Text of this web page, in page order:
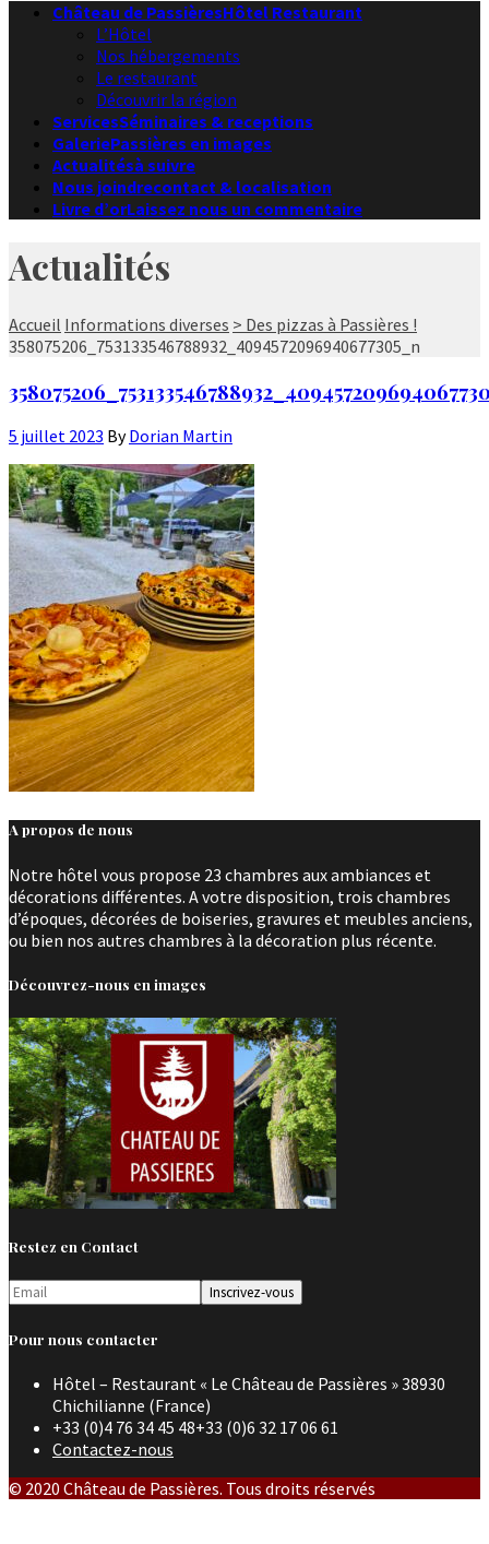
Château de PassièresHôtel Restaurant
L’Hôtel
Nos hébergements
Le restaurant
Découvrir la région
ServicesSéminaires & receptions
GaleriePassières en images
Actualitésà suivre
Nous joindrecontact & localisation
Livre d’orLaissez nous un commentaire
Actualités
Accueil Informations diverses > Des pizzas à Passières !
358075206_753133546788932_4094572096940677305_n
5 juillet 2023 ByDorian Martin
A propos de nous
Notre hôtel vous propose 23 chambres aux ambiances et
décorations différentes. A votre disposition, trois chambres
d’époques, décorées de boiseries, gravures et meubles anciens,
ou bien nos autres chambres à la décoration plus récente.
Découvrez-nous en images
Restez en Contact
Pour nous contacter
Hôtel – Restaurant « Le Château de Passières » 38930
Chichilianne (France)
+33 (0)4 76 34 45 48+33 (0)6 32 17 06 61
Contactez-nous
© 2020 Château de Passières. Tous droits réservés